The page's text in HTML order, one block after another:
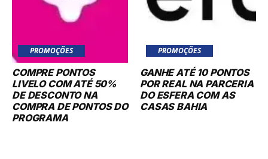
PROMOÇÕES
COMPRE PONTOS
LIVELO COM ATÉ 50%
DE DESCONTO NA
COMPRA DE PONTOS DO
PROGRAMA
PROMOÇÕES
GANHE ATÉ 10 PONTOS
POR REAL NA PARCERIA
DO ESFERA COM AS
CASAS BAHIA